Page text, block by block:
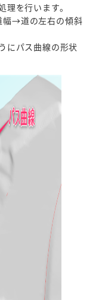
を行います。
→道の左右の傾斜
にパス曲線の形状